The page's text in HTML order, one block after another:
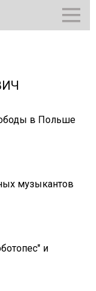
в Польше
музыкантов
и